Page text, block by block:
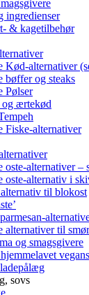
ingredienser
& kagetilbehør
Kød-alternativer
bøffer og steaks
Pølser
og ærtekød
Fiske-alternativer
oste-alternativer –
oste-alternativ i
til blokost
alternativer til
og smagsgivere
sovs